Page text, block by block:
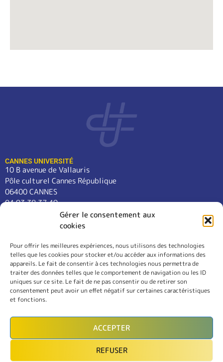
Gérer le consentement aux
cookies
Pour offrir les meilleures expériences, nous utilisons des technologies
telles que les cookies pour stocker et/ou accéder aux informations des
appareils. Le fait de consentir à ces technologies nous permettra de
traiter des données telles que le comportement de navigation ou les ID
uniques sur ce site. Le fait de ne pas consentir ou de retirer son
consentement peut avoir un effet négatif sur certaines caractéristiques
et fonctions.
ACCEPTER
REFUSER
CANNES UNIVERSITÉ
10 B avenue de Vallauris
Pôle culturel Cannes République
06400 CANNES
04 93 38 37 49
contact@cannes-universite.fr
COURS
LANGUES
CONFÉRENCES
SORTIES
L’ASSOCIATION
INSCRIPTION